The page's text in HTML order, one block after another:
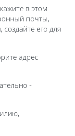
в этом
почты,
создайте его для
адрес
-